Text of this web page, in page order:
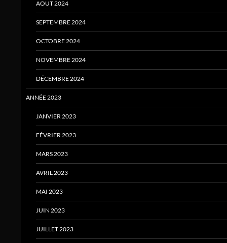
AOUT 2024
SEPTEMBRE 2024
OCTOBRE 2024
NOVEMBRE 2024
DÉCEMBRE 2024
ANNÉE 2023
JANVIER 2023
FÉVRIER 2023
MARS 2023
AVRIL 2023
MAI 2023
JUIN 2023
JUILLET 2023